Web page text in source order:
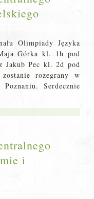
Olimpiady Języka
Górka kl. 1h pod
Jakub Pec kl. 2d pod
rozegrany w
Serdecznie
i